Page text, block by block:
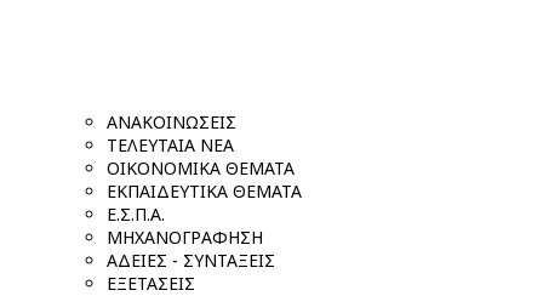
ΑΝΑΚΟΙΝΩΣΕΙΣ
ΤΕΛΕΥΤΑΙΑ ΝΕΑ
ΟΙΚΟΝΟΜΙΚΑ ΘΕΜΑΤΑ
ΕΚΠΑΙΔΕΥΤΙΚΑ ΘΕΜΑΤΑ
Ε.Σ.Π.Α.
ΜΗΧΑΝΟΓΡΑΦΗΣΗ
ΑΔΕΙΕΣ - ΣΥΝΤΑΞΕΙΣ
ΕΞΕΤΑΣΕΙΣ